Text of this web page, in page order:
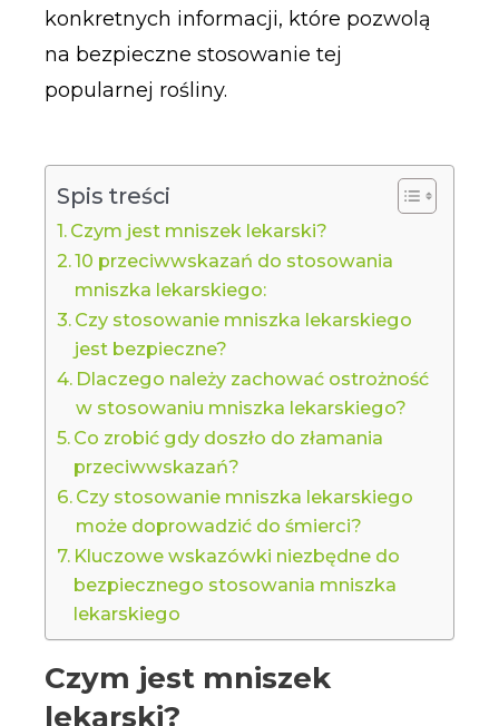
konkretnych informacji, które pozwolą
na bezpieczne stosowanie tej
popularnej rośliny.
Spis treści
Czym jest mniszek lekarski?
10 przeciwwskazań do stosowania
mniszka lekarskiego:
Czy stosowanie mniszka lekarskiego
jest bezpieczne?
Dlaczego należy zachować ostrożność
w stosowaniu mniszka lekarskiego?
Co zrobić gdy doszło do złamania
przeciwwskazań?
Czy stosowanie mniszka lekarskiego
może doprowadzić do śmierci?
Kluczowe wskazówki niezbędne do
bezpiecznego stosowania mniszka
lekarskiego
Czym jest mniszek
lekarski?